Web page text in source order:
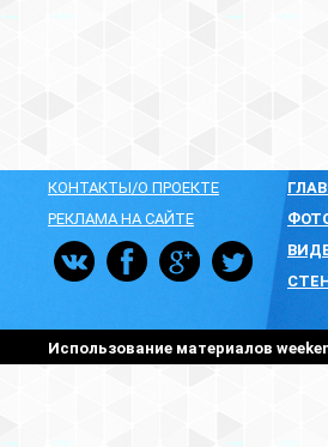
КОНТАКТЫ/О ПРОЕКТЕ
РЕКЛАМА НА САЙТЕ
Использование материалов